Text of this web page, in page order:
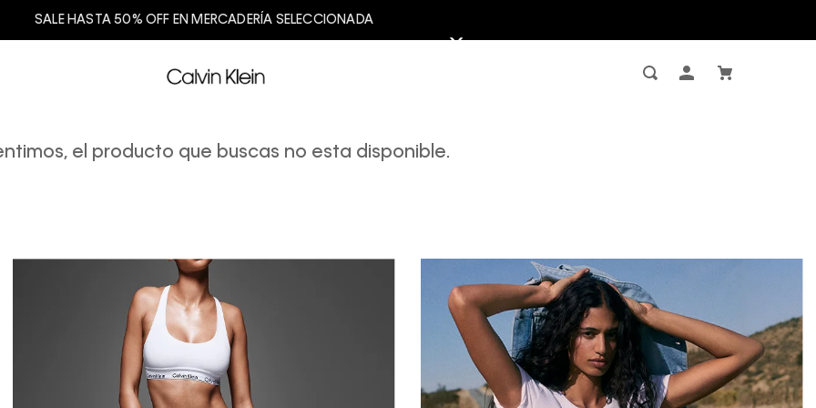
SALE HASTA 50% OFF EN MERCADERÍA SELECCIONADA
el producto que buscas no esta disponible.